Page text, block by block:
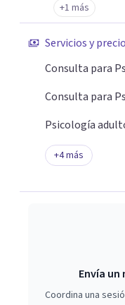
+1 más
Servicios y
Consulta para
Consulta para
Psicología
+4más
Envía
Coordina una